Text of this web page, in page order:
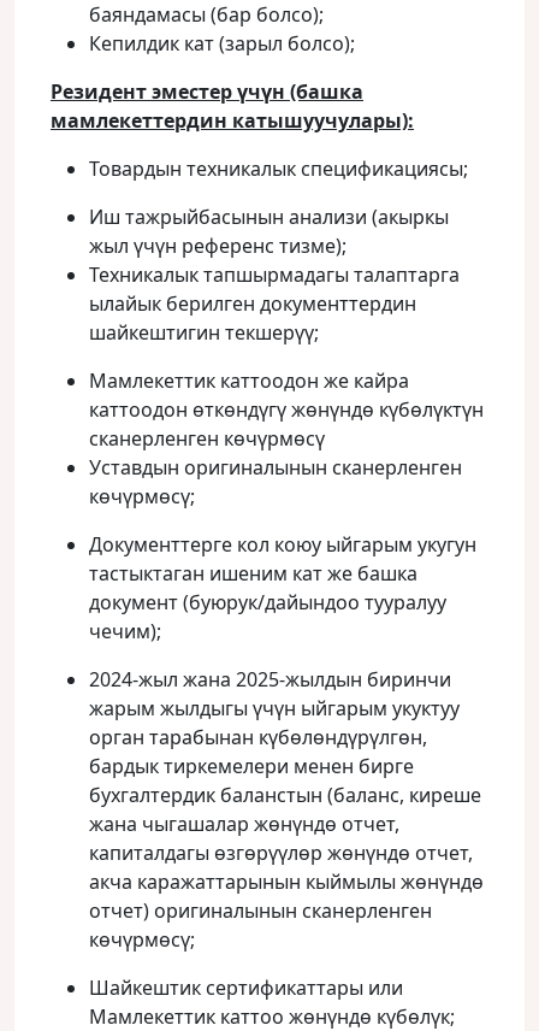
баяндамасы (бар болсо);
Кепилдик кат (зарыл болсо);
Резидент эместер үчүн (башка
мамлекеттердин катышуучулары):
Товардын техникалык спецификациясы;
Иш тажрыйбасынын анализи (акыркы
жыл үчүн референс тизме);
Техникалык тапшырмадагы талаптарга
ылайык берилген документтердин
шайкештигин текшерүү;
Мамлекеттик каттоодон же кайра
каттоодон өткөндүгү жөнүндө күбөлүктүн
сканерленген көчүрмөсү
Уставдын оригиналынын сканерленген
көчүрмөсү;
Документтерге кол коюу ыйгарым укугун
тастыктаган ишеним кат же башка
документ (буюрук/дайындоо тууралуу
чечим);
2024-жыл жана 2025-жылдын биринчи
жарым жылдыгы үчүн ыйгарым укуктуу
орган тарабынан күбөлөндүрүлгөн,
бардык тиркемелери менен бирге
бухгалтердик баланстын (баланс, киреше
жана чыгашалар жөнүндө отчет,
капиталдагы өзгөрүүлөр жөнүндө отчет,
акча каражаттарынын кыймылы жөнүндө
отчет) оригиналынын сканерленген
көчүрмөсү;
Шайкештик сертификаттары или
Мамлекеттик каттоо жөнүндө күбөлүк;